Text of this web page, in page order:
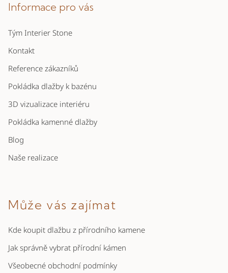
Informace pro vás
Tým Interier Stone
Kontakt
Reference zákazníků
Pokládka dlažby k bazénu
3D vizualizace interiéru
Pokládka kamenné dlažby
Blog
Naše realizace
Může vás zajímat
Kde koupit dlažbu z přírodního kamene
Jak správně vybrat přírodní kámen
Všeobecné obchodní podmínky